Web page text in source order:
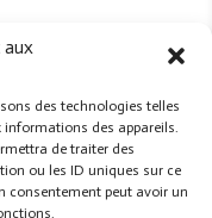
aux
des technologies telles
informations des appareils.
de traiter des
ou les ID uniques sur ce
consentement peut avoir un
!